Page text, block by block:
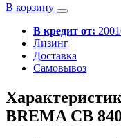
В корзину
В кредит от:
Лизинг
Доставка
Самовывоз
BREMA CВ